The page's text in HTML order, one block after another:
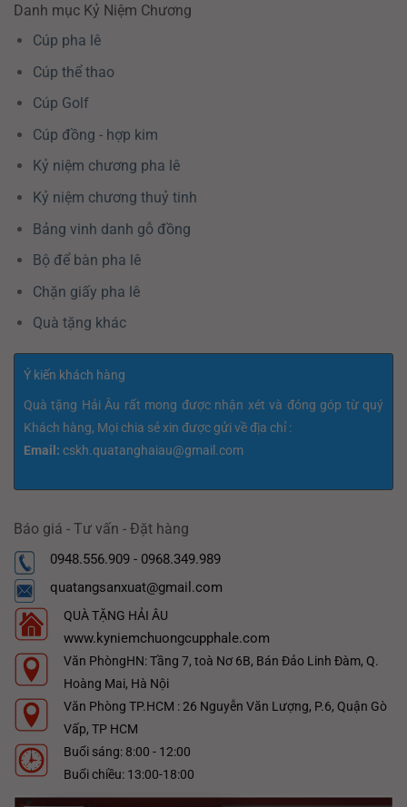
Danh mục Kỷ Niệm Chương
Cúp pha lê
Cúp thể thao
Cúp Golf
Cúp đồng - hợp kim
Kỷ niệm chương pha lê
Kỷ niệm chương thuỷ tinh
Bảng vinh danh gỗ đồng
Bộ để bàn pha lê
Chặn giấy pha lê
Quà tặng khác
Ý kiến khách hàng
Quà tặng Hải Âu rất mong được nhận xét và đóng góp từ quý
Khách hàng, Mọi chia sẻ xin được gửi về địa chỉ :
Email: cskh.quatanghaiau@gmail.com
Báo giá - Tư vấn - Đặt hàng
0948.556.909 - 0968.349.989
quatangsanxuat@gmail.com
QUÀ TẶNG HẢI ÂU
www.kyniemchuongcupphale.com
Văn PhòngHN: Tầng 7, toà Nơ 6B, Bán Đảo Linh Đàm, Q.
Hoàng Mai, Hà Nội
Văn Phòng TP.HCM : 26 Nguyễn Văn Lượng, P.6, Quận Gò
Vấp, TP HCM
Buổi sáng: 8:00 - 12:00
Buổi chiều: 13:00-18:00